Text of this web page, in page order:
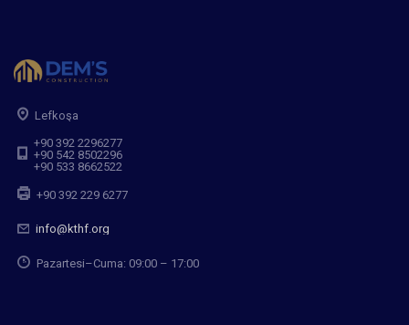
Lefkoşa
+90 392 2296277
+90 542 8502296
+90 533 8662522
+90 392 229 6277
info@kthf.org
Pazartesi–Cuma: 09:00 – 17:00